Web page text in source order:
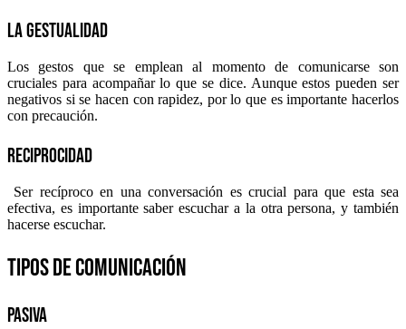
La gestualidad
Los gestos que se emplean al momento de comunicarse son
cruciales para acompañar lo que se dice. Aunque estos pueden ser
negativos si se hacen con rapidez, por lo que es importante hacerlos
con precaución.
Reciprocidad
Ser recíproco en una conversación es crucial para que esta sea
efectiva, es importante saber escuchar a la otra persona, y también
hacerse escuchar.
Tipos de comunicación
Pasiva